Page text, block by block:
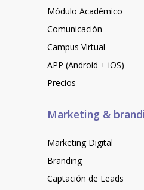
Módulo Académico
Comunicación
Campus Virtual
APP (Android + iOS)
Precios
Marketing &
Marketing Digital
Branding
Captación de Leads